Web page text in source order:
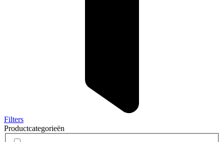
Filters
Productcategorieën